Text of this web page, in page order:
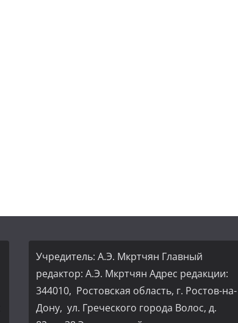
Учредитель: А.Э. Мкртчян Главный
редактор: А.Э. Мкртчян Адрес редакции:
344010, Ростовская область, г. Ростов-на-
Дону, ул. Греческого города Волос, д.